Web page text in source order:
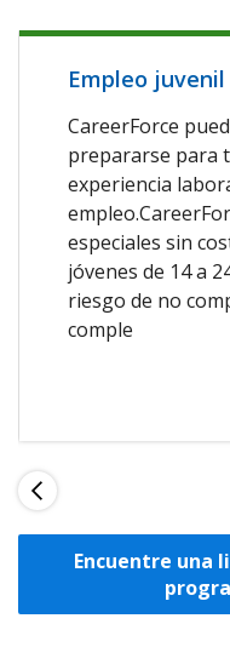
Empleo juvenil
CareerForce
prepararse para
experiencia
especiales sin
jóvenes de 14 a
riesgo de no
comple
Encuentre una